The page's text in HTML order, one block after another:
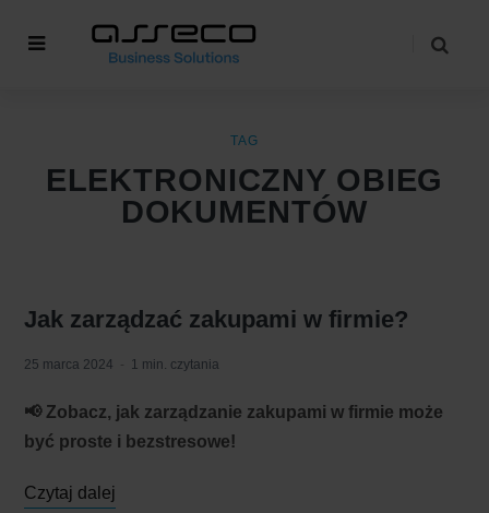
TAG
ELEKTRONICZNY OBIEG
DOKUMENTÓW
Jak zarządzać zakupami w firmie?
25 marca 2024 1 min. czytania
📢 Zobacz, jak zarządzanie zakupami w firmie może
być proste i bezstresowe!
Czytaj dalej